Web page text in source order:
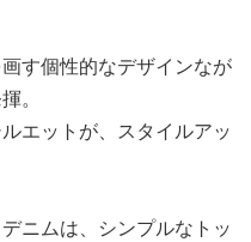
す個性的なデザインなが
。
エットが、スタイルアッ
ニムは、シンプルなトッ